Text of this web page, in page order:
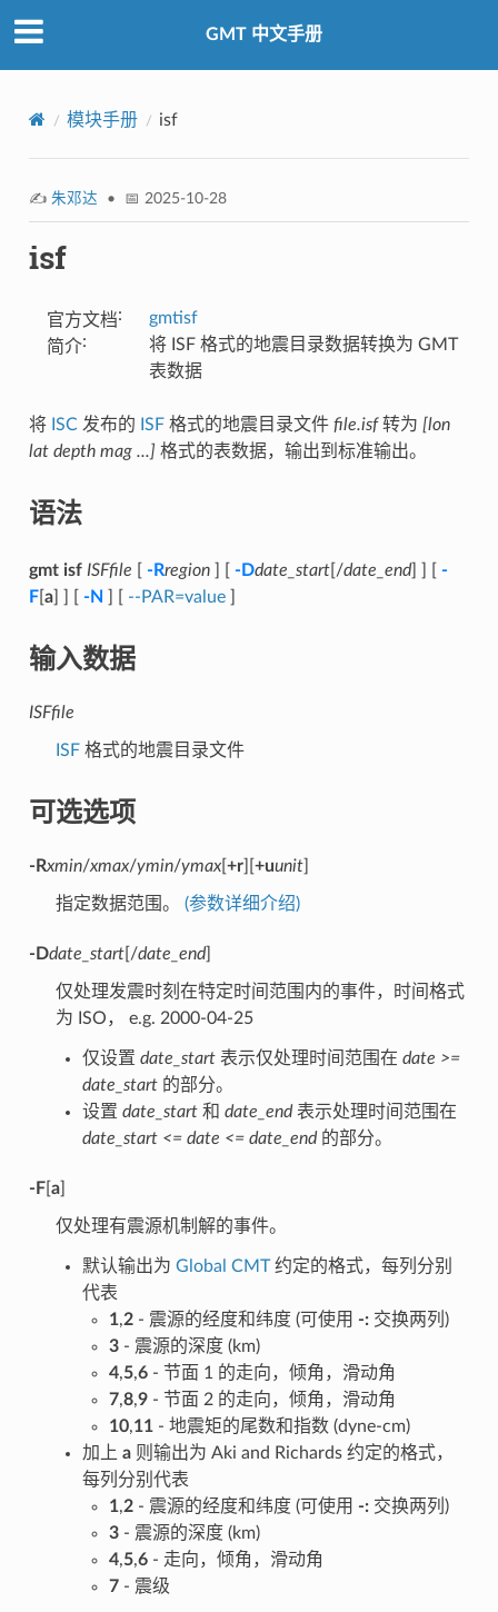
GMT 中文手册
模块手册 isf
✍️ 朱邓达 • 📅 2025-10-28
isf
官方文档:
gmtisf
简介:
将 ISF 格式的地震目录数据转换为 GMT
表数据
将 ISC发布的 ISF格式的地震目录文件 file.isf转为 [lon
lat depth mag ...] 格式的表数据，输出到标准输出。
语法
gmt isf ISFfile -Rregion] [ -Ddate_start[/date_end] ] [ -
F[ a] ] [ -N --PAR=value]
输入数据
ISFfile
ISF格式的地震目录文件
可选选项
-Rxmin/xmax/ymin/ymax[ +r][ +uunit]
指定数据范围。 (参数详细介绍)
-Ddate_start[/date_end]
仅处理发震时刻在特定时间范围内的事件，时间格式
为 ISO， e.g. 2000-04-25
仅设置 date_start表示仅处理时间范围在 date >=
date_start的部分。
设置 date_start和 date_end表示处理时间范围在
date_start <= date <= date_end的部分。
-F[ a]
仅处理有震源机制解的事件。
默认输出为 Global CMT约定的格式，每列分别
代表
1,2- 震源的经度和纬度 (可使用 -:交换两列)
3- 震源的深度 (km)
4,5,6- 节面 1 的走向，倾角，滑动角
7,8,9- 节面 2 的走向，倾角，滑动角
10,11- 地震矩的尾数和指数 (dyne-cm)
加上 a则输出为 Aki and Richards 约定的格式，
每列分别代表
1,2- 震源的经度和纬度 (可使用 -:交换两列)
3- 震源的深度 (km)
4,5,6- 走向，倾角，滑动角
7- 震级